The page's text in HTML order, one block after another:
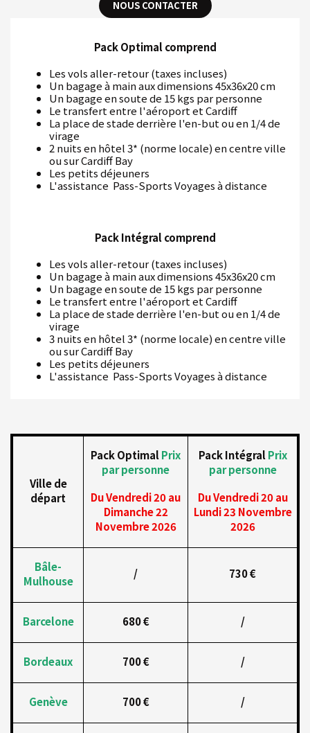
NOUS CONTACTER
Pack Optimal comprend
Les vols aller-retour (taxes incluses)
Un bagage à main aux dimensions 45x36x20 cm
Un bagage en soute de 15 kgs par personne
Le transfert entre l'aéroport et Cardiff
La place de stade derrière l'en-but ou en 1/4 de
virage
2 nuits en hôtel 3* (norme locale) en centre ville
ou sur Cardiff Bay
Les petits déjeuners
L'assistance Pass-Sports Voyages à distance
Pack Intégral comprend
Les vols aller-retour (taxes incluses)
Un bagage à main aux dimensions 45x36x20 cm
Un bagage en soute de 15 kgs par personne
Le transfert entre l'aéroport et Cardiff
La place de stade derrière l'en-but ou en 1/4 de
virage
3 nuits en hôtel 3* (norme locale) en centre ville
ou sur Cardiff Bay
Les petits déjeuners
L'assistance Pass-Sports Voyages à distance
Ville de
départ
Pack Optimal Prix
par personne
Du Vendredi 20 au
Dimanche 22
Novembre 2026
Pack Intégral Prix
par personne
Du Vendredi 20 au
Lundi 23 Novembre
2026
Bâle-
Mulhouse
/ 730 €
Barcelone 680 € /
Bordeaux 700 € /
Genève 700 € /